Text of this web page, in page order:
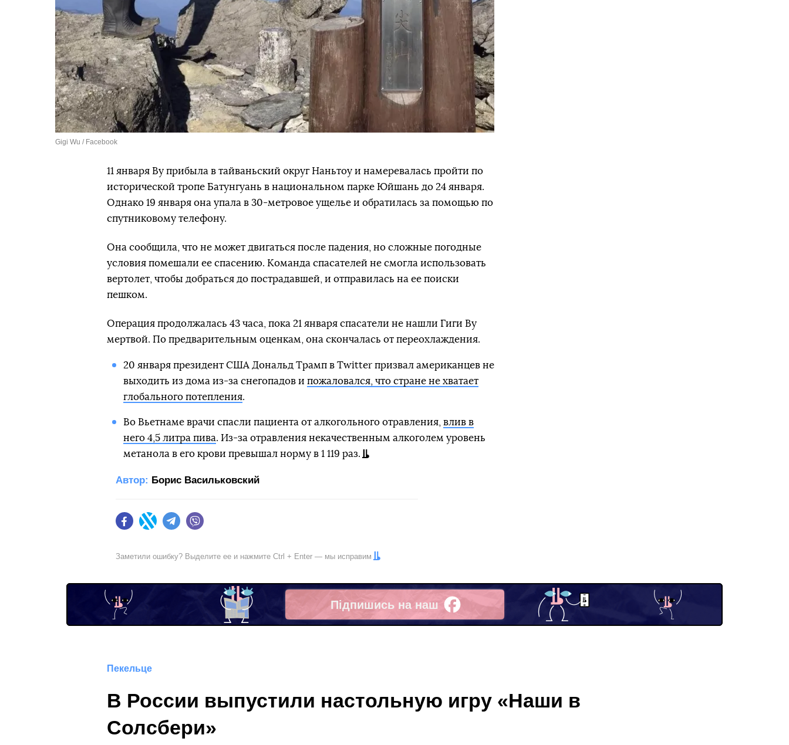
Gigi Wu / Facebook
11 января Ву прибыла в тайваньский округ Наньтоу и намеревалась пройти по
исторической тропе Батунгуань в национальном парке Юйшань до 24 января.
Однако 19 января она упала в 30-метровое ущелье и обратилась за помощью по
спутниковому телефону.
Она сообщила, что не может двигаться после падения, но сложные погодные
условия помешали ее спасению. Команда спасателей не смогла использовать
вертолет, чтобы добраться до пострадавшей, и отправилась на ее поиски
пешком.
Операция продолжалась 43 часа, пока 21 января спасатели не нашли Гиги Ву
мертвой. По предварительным оценкам, она скончалась от переохлаждения.
20 января президент США Дональд Трамп в Twitter призвал американцев не
выходить из дома из-за снегопадов и пожаловался, что стране не хватает
глобального потепления.
Во Вьетнаме врачи спасли пациента от алкогольного отравления, влив в
него 4,5 литра пива. Из-за отравления некачественным алкоголем уровень
метанола в его крови превышал норму в 1 119 раз.
Автор: Борис Васильковский
FacebookTwitter Telegram
Заметили ошибку? Выделите ее и нажмите Ctrl + Enter — мы исправим
Підпишись на наш
Facebook
Пекельце
В России выпустили настольную игру «Наши в
Солсбери»